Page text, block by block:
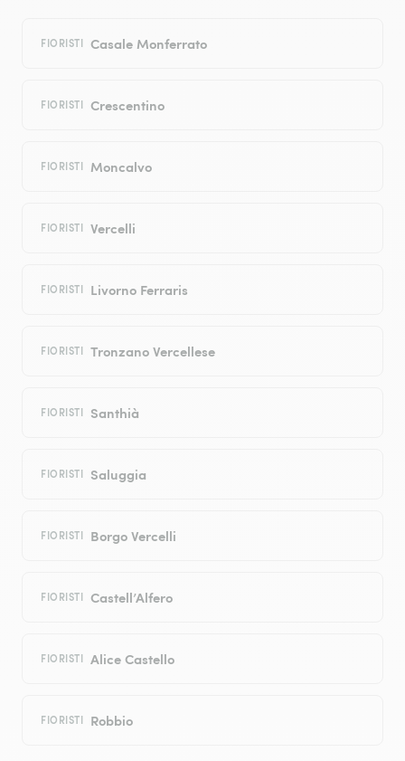
FIORISTI Casale Monferrato
FIORISTI Crescentino
FIORISTI Moncalvo
FIORISTI Vercelli
FIORISTI Livorno Ferraris
FIORISTI Tronzano Vercellese
FIORISTI Santhià
FIORISTI Saluggia
FIORISTI Borgo Vercelli
FIORISTI Castell’Alfero
FIORISTI Alice Castello
FIORISTI Robbio